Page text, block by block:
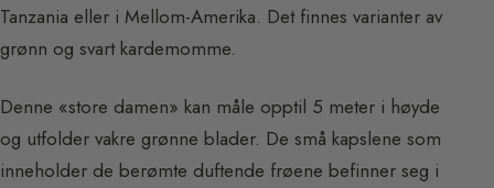
Tanzania eller i Mellom-Amerika. Det finnes varianter av
grønn og svart kardemomme.
Denne «store damen» kan måle opptil 5 meter i høyde
og utfolder vakre grønne blader. De små kapslene som
inneholder de berømte duftende frøene befinner seg i